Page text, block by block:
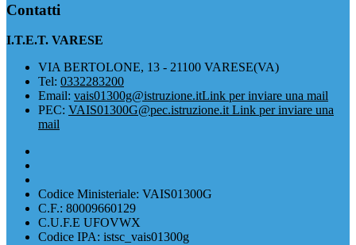
Contatti
I.T.E.T. VARESE
VIA BERTOLONE, 13 - 21100 VARESE(VA)
Tel: 0332283200
Email: vais01300g@istruzione.itLink per inviare una mail
PEC: VAIS01300G@pec.istruzione.it Link per inviare una
mail
Codice Ministeriale: VAIS01300G
C.F.: 80009660129
C.U.F.E UFOVWX
Codice IPA: istsc_vais01300g